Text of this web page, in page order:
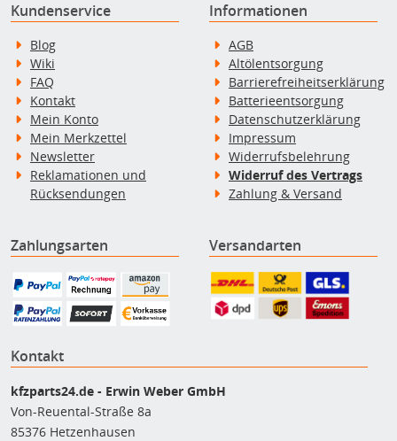
Kundenservice
Blog
Wiki
FAQ
Kontakt
Mein Konto
Mein Merkzettel
Newsletter
Reklamationen und
Rücksendungen
Informationen
AGB
Altölentsorgung
Barrierefreiheitserklärung
Batterieentsorgung
Datenschutzerklärung
Impressum
Widerrufsbelehrung
Widerruf des Vertrags
Zahlung & Versand
Zahlungsarten Versandarten
Kontakt
kfzparts24.de - Erwin Weber GmbH
Von-Reuental-Straße 8a
85376 Hetzenhausen